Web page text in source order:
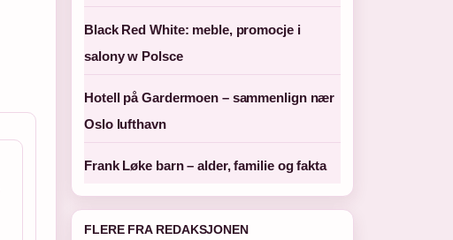
Black Red White: meble, promocje i
salony w Polsce
Hotell på Gardermoen – sammenlign nær
Oslo lufthavn
Frank Løke barn – alder, familie og fakta
FLERE FRA REDAKSJONEN